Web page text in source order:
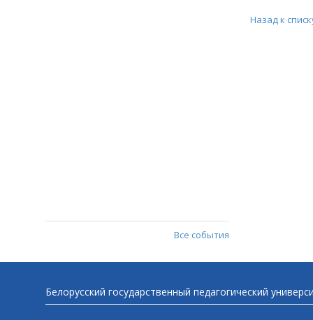
Все события
Назад к
Белорусский государственный педагогический